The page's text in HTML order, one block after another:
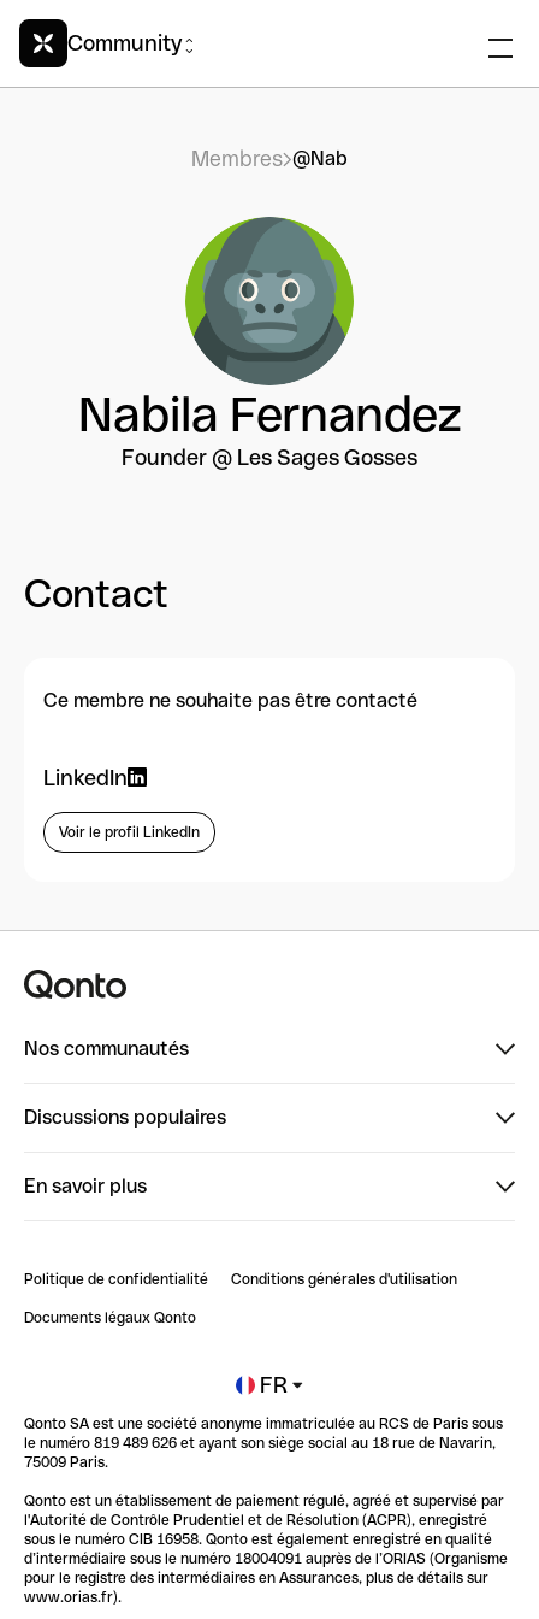
Community
Membres @Nab
Nabila Fernandez
Founder @ Les Sages Gosses
Contact
Ce membre ne souhaite pas être contacté
LinkedIn
Voir le profil LinkedIn
Nos communautés
ClubQonto
Discussions populaires
Impact de l'IA sur les carrières/productivité
En savoir plus
Blog
Newsroom
Glossaire finance
Politique de confidentialité Conditions générales d'utilisation
Documents légaux Qonto
FR
Qonto SA est une société anonyme immatriculée au RCS de Paris sous
le numéro 819 489 626 et ayant son siège social au 18 rue de Navarin,
75009 Paris.
Qonto est un établissement de paiement régulé, agréé et supervisé par
l'Autorité de Contrôle Prudentiel et de Résolution (ACPR), enregistré
sous le numéro CIB 16958. Qonto est également enregistré en qualité
d’intermédiaire sous le numéro 18004091 auprès de l’ORIAS (Organisme
pour le registre des intermédiaires en Assurances, plus de détails sur
www.orias.fr).